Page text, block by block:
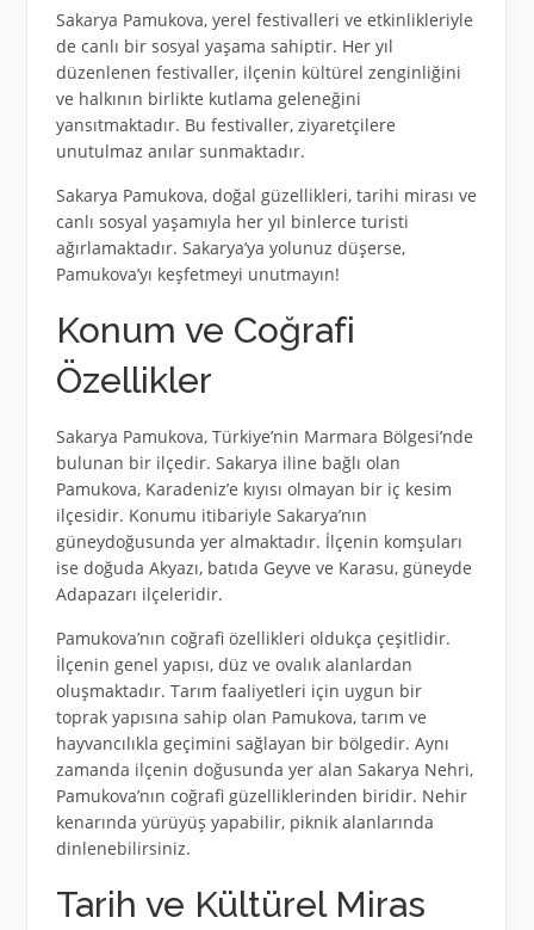
Sakarya Pamukova, yerel festivalleri ve etkinlikleriyle
de canlı bir sosyal yaşama sahiptir. Her yıl
düzenlenen festivaller, ilçenin kültürel zenginliğini
ve halkının birlikte kutlama geleneğini
yansıtmaktadır. Bu festivaller, ziyaretçilere
unutulmaz anılar sunmaktadır.
Sakarya Pamukova, doğal güzellikleri, tarihi mirası ve
canlı sosyal yaşamıyla her yıl binlerce turisti
ağırlamaktadır. Sakarya’ya yolunuz düşerse,
Pamukova’yı keşfetmeyi unutmayın!
Konum ve Coğrafi
Özellikler
Sakarya Pamukova, Türkiye’nin Marmara Bölgesi’nde
bulunan bir ilçedir. Sakarya iline bağlı olan
Pamukova, Karadeniz’e kıyısı olmayan bir iç kesim
ilçesidir. Konumu itibariyle Sakarya’nın
güneydoğusunda yer almaktadır. İlçenin komşuları
ise doğuda Akyazı, batıda Geyve ve Karasu, güneyde
Adapazarı ilçeleridir.
Pamukova’nın coğrafi özellikleri oldukça çeşitlidir.
İlçenin genel yapısı, düz ve ovalık alanlardan
oluşmaktadır. Tarım faaliyetleri için uygun bir
toprak yapısına sahip olan Pamukova, tarım ve
hayvancılıkla geçimini sağlayan bir bölgedir. Aynı
zamanda ilçenin doğusunda yer alan Sakarya Nehri,
Pamukova’nın coğrafi güzelliklerinden biridir. Nehir
kenarında yürüyüş yapabilir, piknik alanlarında
dinlenebilirsiniz.
Tarih ve Kültürel Miras